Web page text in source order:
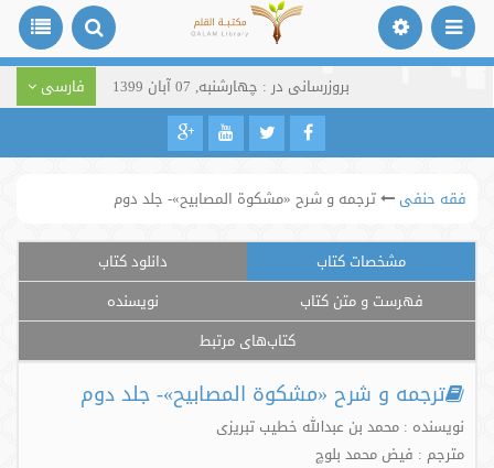
بروزرسانی در : چهارشنبه, 07 آبان 1399 فارسی
فقه حنفی ترجمه و شرح «مشکوة المصابیح»- جلد دوم
مشخصات کتاب
دانلود کتاب
فهرست و متن کتاب
نویسنده
کتاب‌های مرتبط
ترجمه و شرح «مشکوة المصابیح»- جلد دوم
نویسنده : محمد بن عبدالله خطیب تبریزی
مترجم : فیض محمد بلوچ